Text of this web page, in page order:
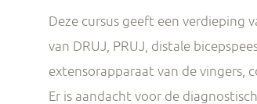
Deze cursus geeft een verdieping
van DRUJ, PRUJ, distale
extensorapparaat van de vingers,
Er is aandacht voor de